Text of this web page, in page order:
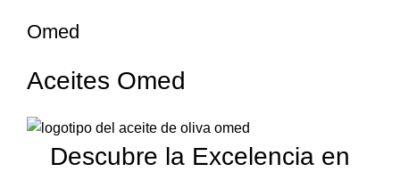
Omed
Aceites Omed
Descubre la Excelencia en